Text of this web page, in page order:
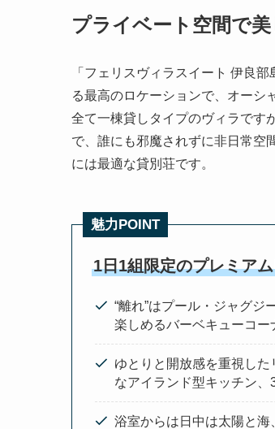
プライベート空間で
「フェリスヴィラスイート 伊良
る最高のロケーションで、オーシ
全て一棟貸しタイプのヴィラです
で、誰にも邪魔されずに非日常空
には最適な貸別荘です。
魅力POINT
1日1組限定のプレミア
“離れ”はプール・ジャグジ
楽しめるバーベキューコー
ゆとりと開放感を重視した
なアイランド型キッチン、
浴室からは日中は太陽と海